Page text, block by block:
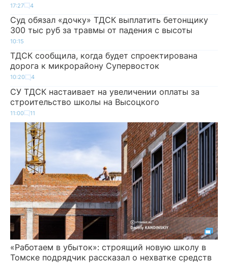
17:27 4
Суд обязал «дочку» ТДСК выплатить бетонщику
300 тыс руб за травмы от падения с высоты
10:15
ТДСК сообщила, когда будет спроектирована
дорога к микрорайону Супервосток
10:20 4
СУ ТДСК настаивает на увеличении оплаты за
строительство школы на Высоцкого
11:00 11
«Работаем в убыток»: строящий новую школу в
Томске подрядчик рассказал о нехватке средств